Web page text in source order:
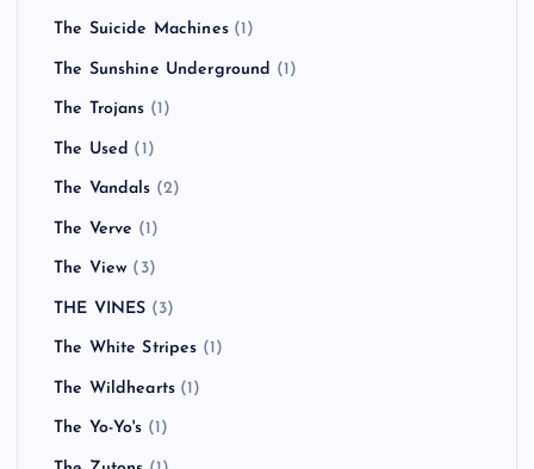
The Suicide Machines(1)
The Sunshine Underground (1)
The Trojans (1)
The Used (1)
The Vandals (2)
The Verve (1)
The View (3)
THE VINES (3)
The White Stripes (1)
The Wildhearts (1)
The Yo-Yo's (1)